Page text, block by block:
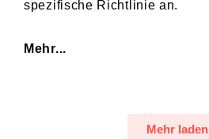
spezifische Richtlinie an.
Mehr...
Mehr laden